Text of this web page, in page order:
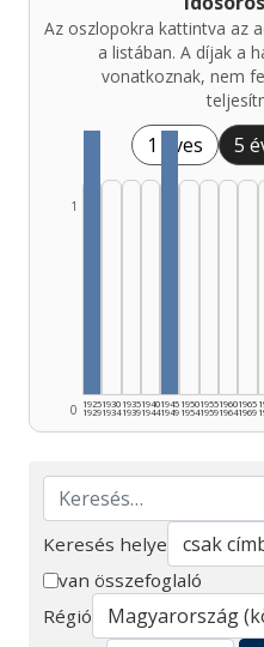
Az oszlopokra kattintva az
a listában. A díjak a
vonatkoznak, nem
1 éves 5
0
1
1925
1929
1930
1934
1935
1939
1940
1944
1945
1949
1950
1954
1955
1959
1960
1964
1965
1969
Keresés
Keresés helye
van összefoglaló
Régió